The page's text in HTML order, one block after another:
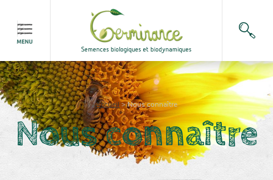
Accueil>Nous connaître
Nous connaître